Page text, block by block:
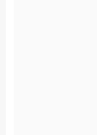
على الحق
عَلَیۡهِمۡ كِتَـٰبࣰا مِّنَ